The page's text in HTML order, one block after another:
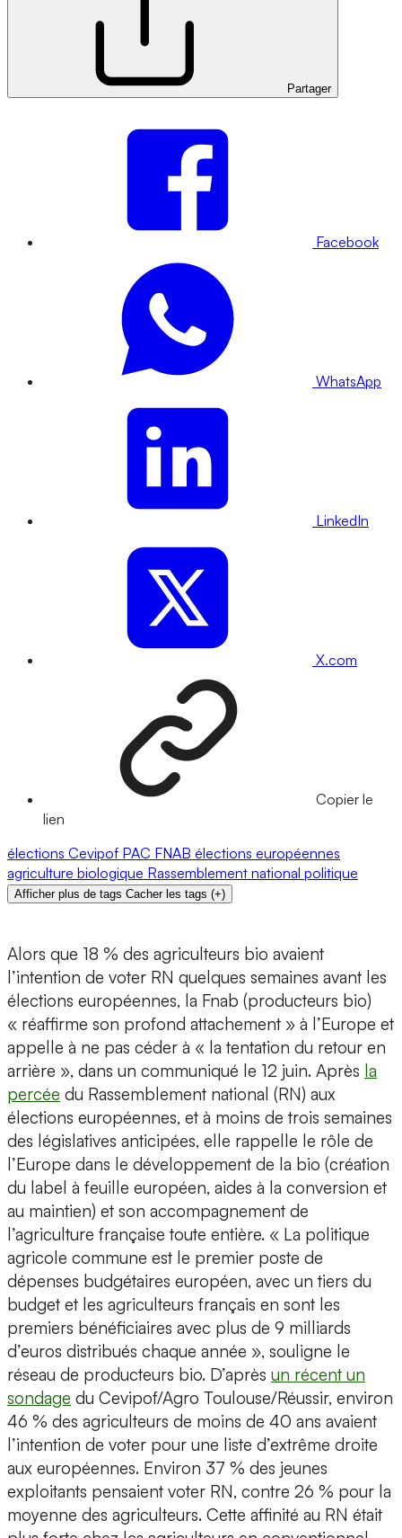
Partager
Facebook
WhatsApp
LinkedIn
X.com
Copier le
lien
élections Cevipof PAC FNAB élections européennes
agriculture biologique Rassemblement national politique
Afficher plus de tags Cacher les tags (+)
Alors que 18 % des agriculteurs bio avaient
l’intention de voter RN quelques semaines avant les
élections européennes, la Fnab (producteurs bio)
« réaffirme son profond attachement » à l’Europe et
appelle à ne pas céder à « la tentation du retour en
arrière », dans un communiqué le 12 juin. Après la
percée du Rassemblement national (RN) aux
élections européennes, et à moins de trois semaines
des législatives anticipées, elle rappelle le rôle de
l’Europe dans le développement de la bio (création
du label à feuille européen, aides à la conversion et
au maintien) et son accompagnement de
l’agriculture française toute entière. « La politique
agricole commune est le premier poste de
dépenses budgétaires européen, avec un tiers du
budget et les agriculteurs français en sont les
premiers bénéficiaires avec plus de 9 milliards
d’euros distribués chaque année », souligne le
réseau de producteurs bio. D’après un récent un
sondage du Cevipof/Agro Toulouse/Réussir, environ
46 % des agriculteurs de moins de 40 ans avaient
l’intention de voter pour une liste d’extrême droite
aux européennes. Environ 37 % des jeunes
exploitants pensaient voter RN, contre 26 % pour la
moyenne des agriculteurs. Cette affinité au RN était